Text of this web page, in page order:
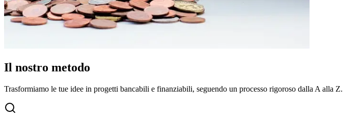
Il nostro metodo
Trasformiamo le tue idee in progetti bancabili e finanziabili, seguendo un processo rigoroso dalla A alla Z.